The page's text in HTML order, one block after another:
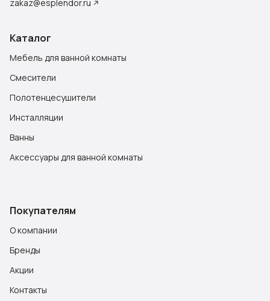
zakaz@esplendor.ru
Каталог
Мебель для ванной комнаты
Смесители
Полотенцесушители
Инсталляции
Ванны
Аксессуары для ванной комнаты
Покупателям
О компании
Бренды
Акции
Контакты